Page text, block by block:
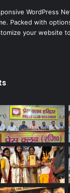
WordPress
Packed with
your website